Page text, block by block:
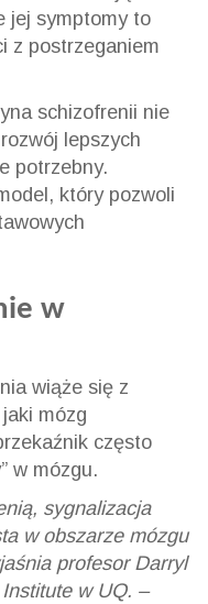
jej symptomy to
z postrzeganiem
schizofrenii nie
lepszych
potrzebny.
który pozwoli
w
wiąże się z
mózg
często
w mózgu.
sygnalizacja
w obszarze mózgu
profesor Darryl
w UQ. –